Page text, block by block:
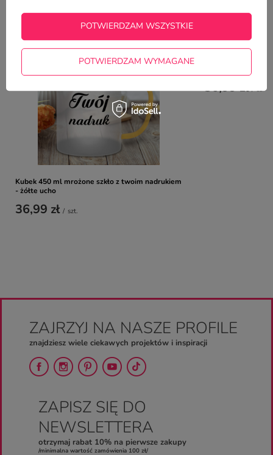
NAJCZĘŚCIEJ KUPOWANE Z
TYM TOWAREM
Kubek 450 ml mrożone szkło z twoim nadrukiem
- żółte ucho
36,99 zł / szt.
36,99 zł / szt.
ZAJRZYJ NA NASZE PROFILE
znajdziesz wiele ciekawych projektów i inspiracji
ZAPISZ SIĘ DO
NEWSLETTERA
otrzymaj rabat 10% na pierwsze zakupy
/minimalna wartość zamówienia 100 zł/
POTWIERDZAM WYMAGANE
POTWIERDZAM WSZYSTKIE